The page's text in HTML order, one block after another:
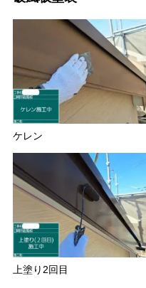
ケレン
上塗り2回目